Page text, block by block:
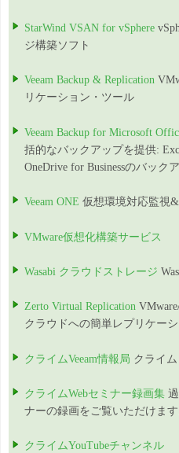
StarWind VSAN for vSphere
ジ構築ソフト
Veeam Backup & Replication
リケーション・ツール
Veeam Backup for Microsoft
括的なバックアップを提供:
OneDrive for Businessのバック
Veeam ONE 仮想環境対応監視
VMware仮想化構築サービス
Wasabi クラウドストレージ
Zerto Virtual Replication
クラウドへの簡単レプリケー
クライムVeeam情報局 クライ
クライムWebセミナー録画集
ナーの録画をご覧いただけます
クライムYouTubeチャンネル